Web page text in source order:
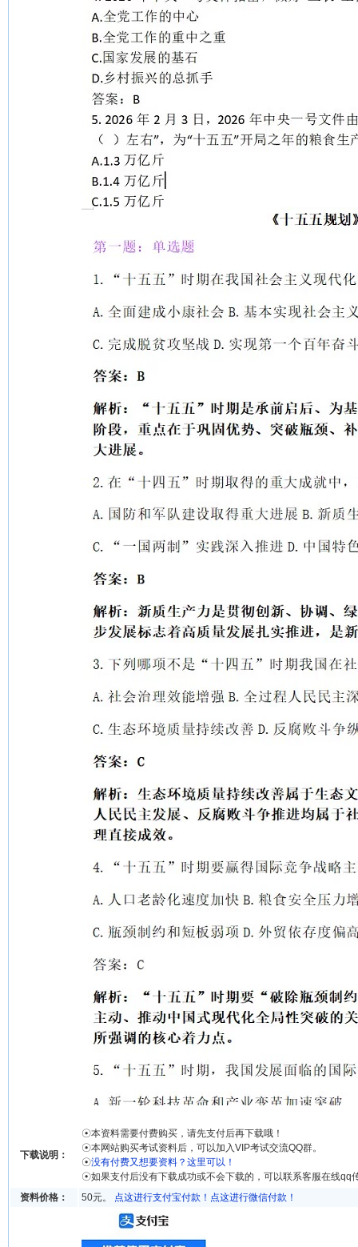
下载说明：
☉本资料需要付费购买，请先支付后再下载哦！
☉本网站购买考试资料后，可以加入VIP考试交流QQ群。
☉没有付费又想要资料？这里可以！
☉如果支付后没有下载成功或不会下载的，可以联系客服在线qq
资料价格：
50元。 点这进行支付宝付款！ 点这进行微信付款！